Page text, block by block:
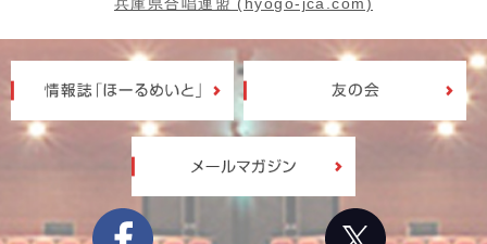
兵庫県合唱連盟 (hyogo-jca.com)